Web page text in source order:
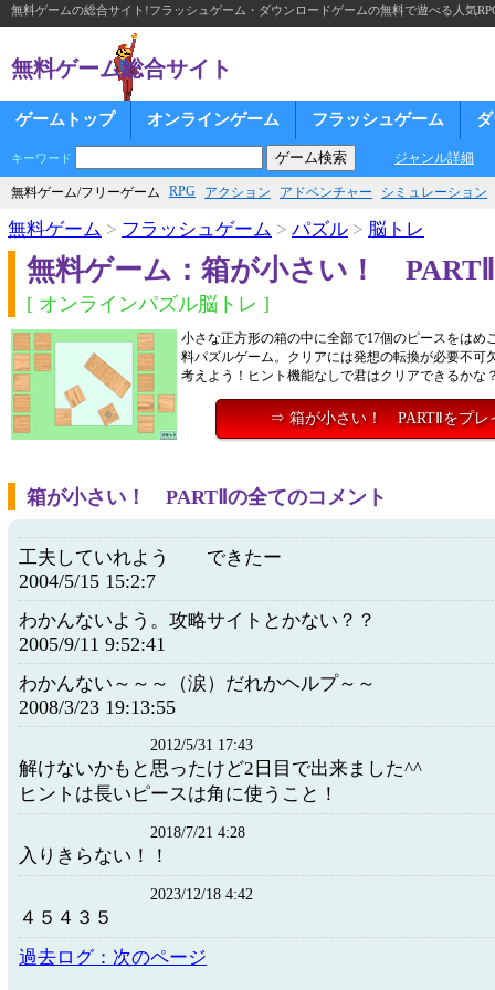
無料ゲームの総合サイト!フラッシュゲーム・ダウンロードゲームの無料で遊べる人気
無料ゲーム総合サイト
ゲームトップ オンラインゲーム フラッシュゲーム
キーワード ジャンル詳細
無料ゲーム/フリーゲーム RPG アクション アドベンチャー シミュレーション
無料ゲーム > フラッシュゲーム > パズル > 脳トレ
無料ゲーム：箱が小さい！ PARTⅡ
[ オンラインパズル脳トレ ]
小さな正方形の箱の中に全部で17個のピースをはめ
料パズルゲーム。クリアには発想の転換が必要不可
考えよう！ヒント機能なしで君はクリアできるかな
⇒ 箱が小さい！ PARTⅡをプレ
箱が小さい！ PARTⅡの全てのコメント
工夫していれよう できたー
2004/5/15 15:2:7
わかんないよう。攻略サイトとかない？？
2005/9/11 9:52:41
わかんない～～～（涙）だれかヘルプ～～
2008/3/23 19:13:55
2012/5/31 17:43
解けないかもと思ったけど2日目で出来ました^^
ヒントは長いピースは角に使うこと！
2018/7/21 4:28
入りきらない！！
2023/12/18 4:42
４５４３５
過去ログ：次のページ